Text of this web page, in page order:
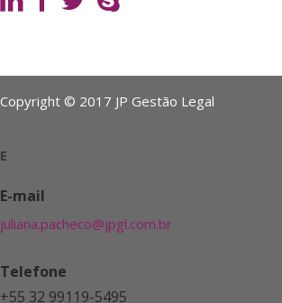
Copyright © 2017 JP Gestão Legal
E
E-mail
juliana.pacheco@jpgl.com.br
Telefone
+55 32 99119-5495